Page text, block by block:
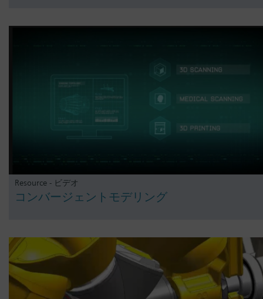
Resource - ビデオ
コンバージェントモデリング